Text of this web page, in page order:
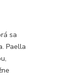
sa
Paella